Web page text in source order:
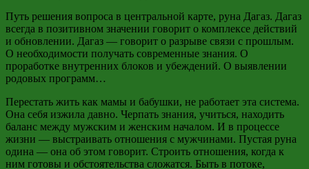
Путь решения вопроса в центральной карте, руна Дагаз. Дагаз
всегда в позитивном значении говорит о комплексе действий
и обновлении. Дагаз — говорит о разрыве связи с прошлым.
О необходимости получать современные знания. О
проработке внутренних блоков и убеждений. О выявлении
родовых программ…
Перестать жить как мамы и бабушки, не работает эта система.
Она себя изжила давно. Черпать знания, учиться, находить
баланс между мужским и женским началом. И в процессе
жизни — выстраивать отношения с мужчинами. Пустая руна
одина — она об этом говорит. Строить отношения, когда к
ним готовы и обстоятельства сложатся. Быть в потоке,